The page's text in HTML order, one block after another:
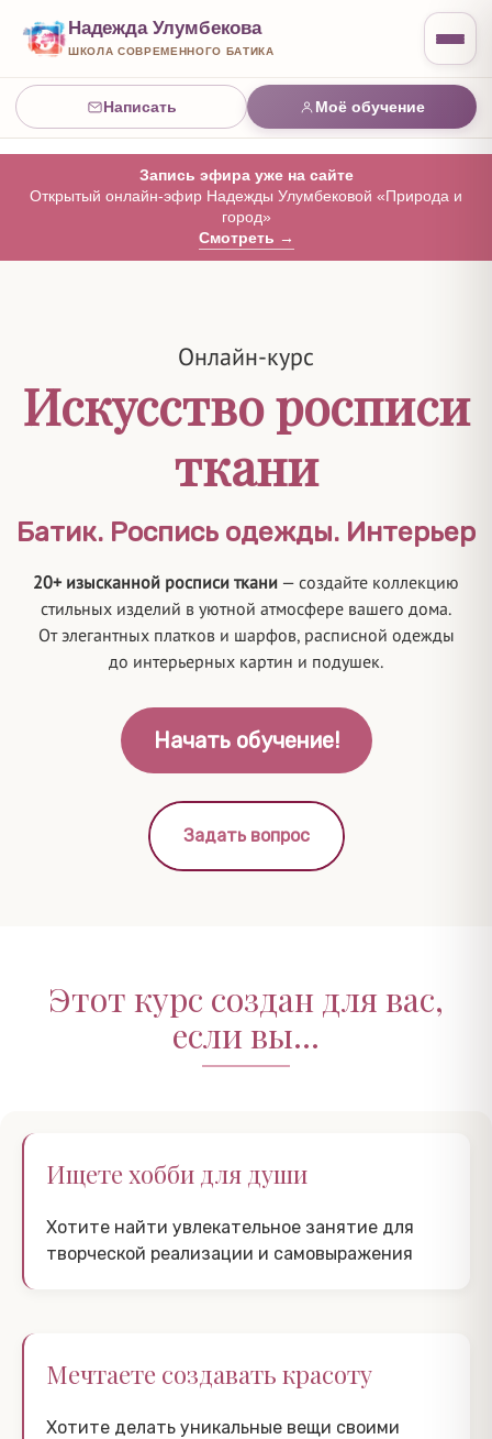
Надежда Улумбекова
ШКОЛА СОВРЕМЕННОГО БАТИКА
Написать Моё обучение
Запись эфира уже на сайте
Открытый онлайн-эфир Надежды Улумбековой «Природа и
город»
Смотреть →
Онлайн-курс
Искусство росписи
ткани
Батик. Роспись одежды. Интерьер
20+ изысканной росписи ткани — создайте коллекцию
стильных изделий в уютной атмосфере вашего дома.
От элегантных платков и шарфов, расписной одежды
до интерьерных картин и подушек.
Начать обучение!
Задать вопрос
Этот курс создан для вас,
если вы...
Ищете хобби для души
Хотите найти увлекательное занятие для
творческой реализации и самовыражения
Мечтаете создавать красоту
Хотите делать уникальные вещи своими